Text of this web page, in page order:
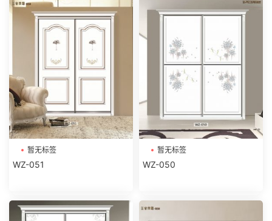
暂无标签
WZ-051
暂无标签
WZ-050